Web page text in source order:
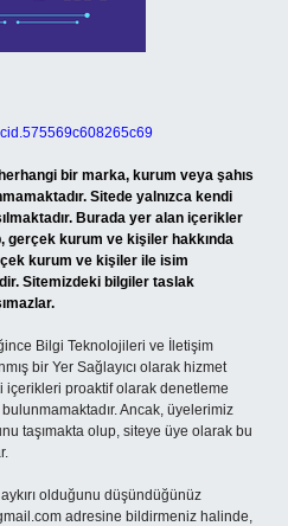
bir marka, kurum veya şahıs
Sitede yalnızca kendi
Burada yer alan içerikler
gerçek kurum ve kişiler hakkında
kurum ve kişiler ile isim
Sitemizdeki bilgiler taslak
Bilgi Teknolojileri ve İletişim
bir Yer Sağlayıcı olarak hizmet
içerikleri proaktif olarak denetleme
Ancak, üyelerimiz
taşımakta olup, siteye üye olarak bu
olduğunu düşündüğünüz
adresine bildirmeniz halinde,